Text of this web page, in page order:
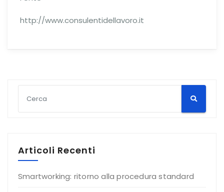
http://www.consulentidellavoro.it
Articoli Recenti
Smartworking: ritorno alla procedura standard